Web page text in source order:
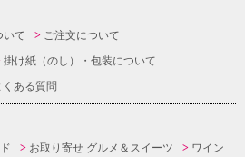
いて
ご注文について
掛け紙（のし）・包装について
くある質問
お取り寄せ グルメ＆スイーツ
ワイン